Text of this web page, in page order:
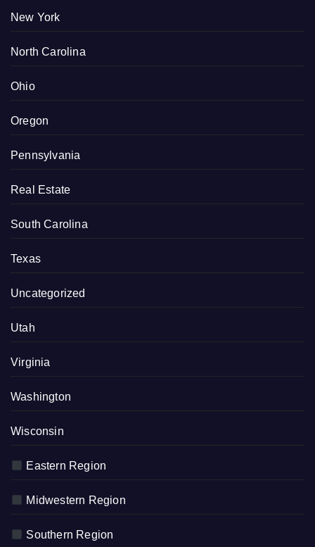
New York
North Carolina
Ohio
Oregon
Pennsylvania
Real Estate
South Carolina
Texas
Uncategorized
Utah
Virginia
Washington
Wisconsin
Eastern Region
Midwestern Region
Southern Region